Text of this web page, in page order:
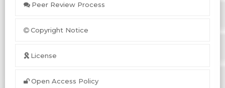
Peer Review Process
Copyright Notice
License
Open Access Policy